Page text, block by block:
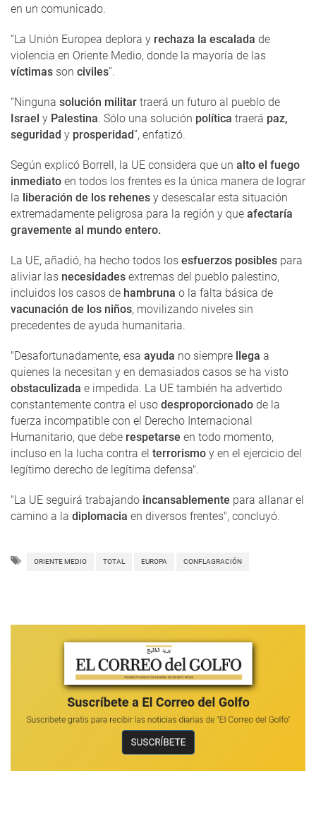
en un comunicado.
“La Unión Europea deplora y rechaza la escalada de
violencia en Oriente Medio, donde la mayoría de las
víctimas son civiles”.
“Ninguna solución militar traerá un futuro al pueblo de
Israel y Palestina. Sólo una solución política traerá paz,
seguridad y prosperidad”, enfatizó.
Según explicó Borrell, la UE considera que un alto el fuego
inmediato en todos los frentes es la única manera de lograr
la liberación de los rehenes y desescalar esta situación
extremadamente peligrosa para la región y que afectaría
gravemente al mundo entero.
La UE, añadió, ha hecho todos los esfuerzos posibles para
aliviar las necesidades extremas del pueblo palestino,
incluidos los casos de hambruna o la falta básica de
vacunación de los niños, movilizando niveles sin
precedentes de ayuda humanitaria.
"Desafortunadamente, esa ayuda no siempre llega a
quienes la necesitan y en demasiados casos se ha visto
obstaculizada e impedida. La UE también ha advertido
constantemente contra el uso desproporcionado de la
fuerza incompatible con el Derecho Internacional
Humanitario, que debe respetarse en todo momento,
incluso en la lucha contra el terrorismo y en el ejercicio del
legítimo derecho de legítima defensa".
"La UE seguirá trabajando incansablemente para allanar el
camino a la diplomacia en diversos frentes", concluyó.
ORIENTE MEDIO TOTAL EUROPA CONFLAGRACIÓN